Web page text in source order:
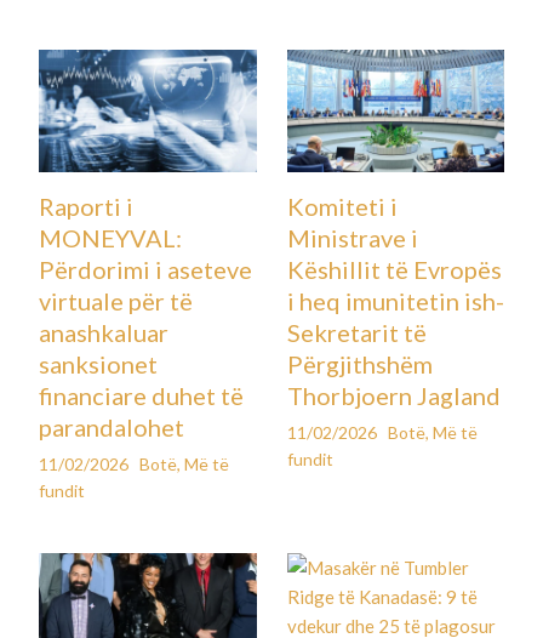
Raporti i
MONEYVAL:
Përdorimi i aseteve
virtuale për të
anashkaluar
sanksionet
financiare duhet të
parandalohet
11/02/2026 Botë,Më të
fundit
Komiteti i
Ministrave i
Këshillit të Evropës
i heq imunitetin ish-
Sekretarit të
Përgjithshëm
Thorbjoern Jagland
11/02/2026 Botë, Më të
fundit